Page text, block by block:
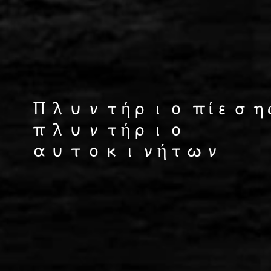
Πλυντήριο
πλυντήριο
αυτοκινήτων